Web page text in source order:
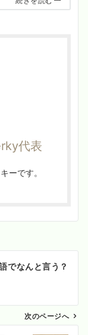
代表
ーです。
でなんと言う？
次のページへ